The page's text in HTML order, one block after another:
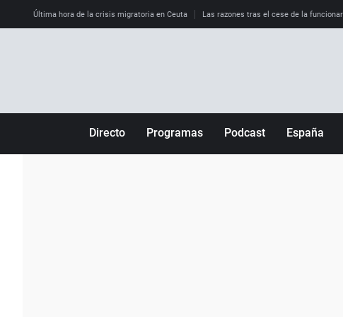
Última hora de la crisis migratoria en Ceuta Las razones tras el cese de la
Directo Programas Podcast España